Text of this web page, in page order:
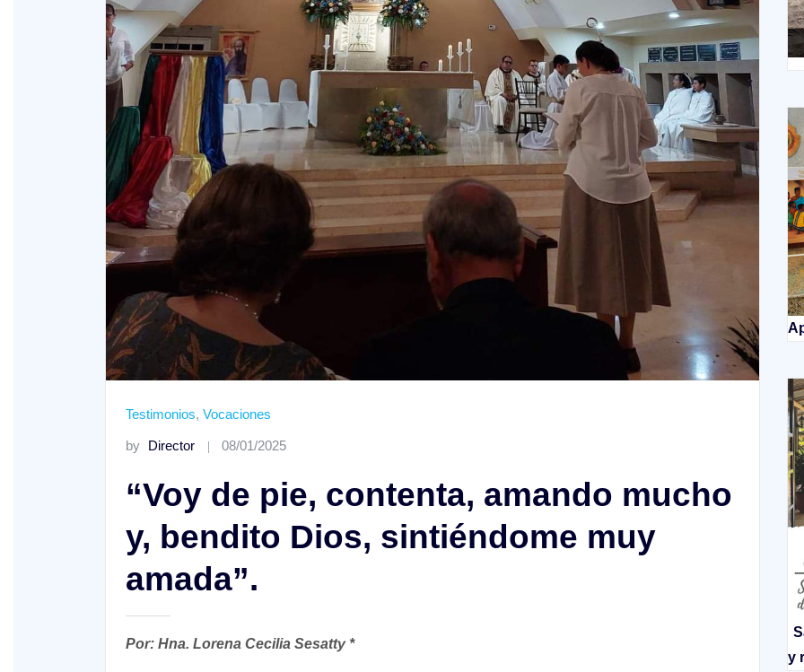
Testimonios, Vocaciones
by Director 08/01/2025
“Voy de pie, contenta, amando mucho
y, bendito Dios, sintiéndome muy
amada”.
Por: Hna. Lorena Cecilia Sesatty *
XIV Domingo ordinario. Año A
y